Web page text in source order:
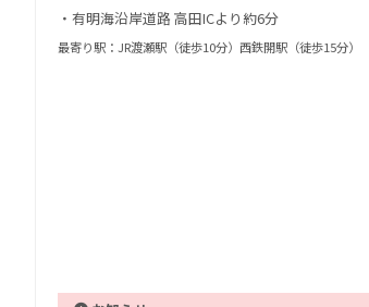
・有明海沿岸道路 高田ICより約6分
最寄り駅：JR渡瀬駅（徒歩10分）西鉄開駅（徒歩15分）